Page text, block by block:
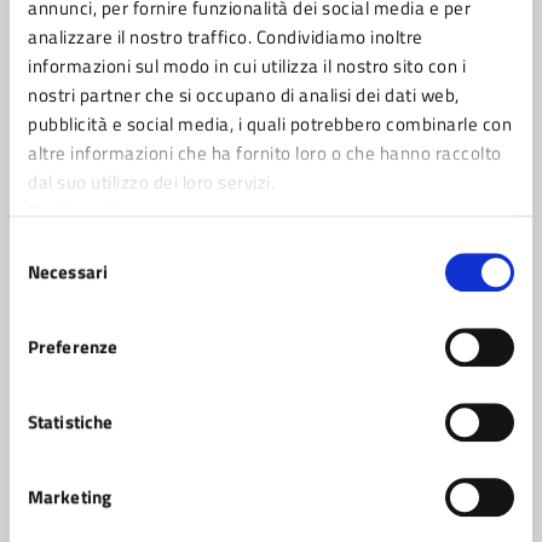
annunci, per fornire funzionalità dei social media e per
analizzare il nostro traffico. Condividiamo inoltre
informazioni sul modo in cui utilizza il nostro sito con i
nostri partner che si occupano di analisi dei dati web,
pubblicità e social media, i quali potrebbero combinarle con
altre informazioni che ha fornito loro o che hanno raccolto
dal suo utilizzo dei loro servizi.
delNecessari
Preferenze
Statistiche
Marketing
Categoria:
COMUNICATO 18/09/2023
Chiude un tratto di via Berenini, da
lunedì 18 al via l’allestimento della
mostra Art Icons
importanti modifiche alla viabilità, prima fra tutte la
chiusura di via Berenini, nel tratto stradale compreso
Da lunedì 28 agosto si asfalta la
rotatoria di via XXIV Maggio